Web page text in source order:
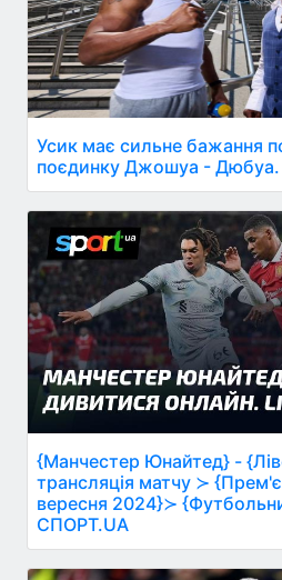
Усик має сильне бажання
поєдинку Джошуа - Дюбуа.
{Манчестер Юнайтед} -
трансляція матчу ≻
вересня 2024}≻
СПОРТ.UA